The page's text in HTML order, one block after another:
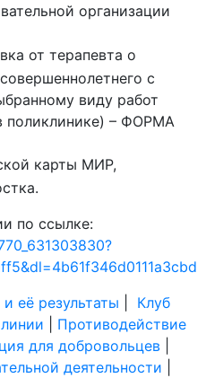
организации
от терапевта о
с
виду работ
поликлинике) – ФОРМА
карты МИР,
по ссылке:
её результаты
Клуб
Противодействие
для добровольцев
деятельности